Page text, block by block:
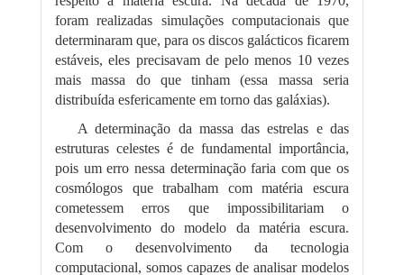
foram realizadas simulações computacionais que
determinaram que, para os discos galácticos ficarem
estáveis, eles precisavam de pelo menos 10 vezes
mais massa do que tinham (essa massa seria
distribuída esfericamente em torno das galáxias).
A determinação da massa das estrelas e das
estruturas celestes é de fundamental importância,
pois um erro nessa determinação faria com que os
cosmólogos que trabalham com matéria escura
cometessem erros que impossibilitariam o
desenvolvimento do modelo da matéria escura.
Com o desenvolvimento da tecnologia
computacional, somos capazes de analisar modelos